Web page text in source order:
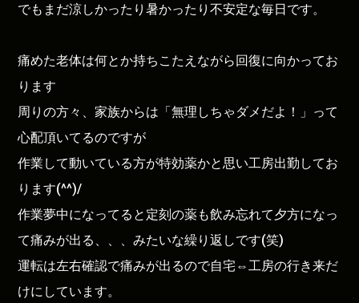
でもまだ涼しかったり暑かったり不安定な毎日です。
痛めた老体は何とか持ちこたえながら回復に向かってお
ります
周りの方々、家族からは「無理しちゃダメだよ！」って
心配頂いてるのですが
作業して動いている方が特効薬かと思い工房出勤してお
ります(^^)/
作業夢中になってると定刻の薬も飲み忘れて夕方になっ
て痛みが出る、、、みたいな繰り返しです(笑)
運転は左右確認で痛みが出るので自宅⇔工房の行き来だ
けにしています。